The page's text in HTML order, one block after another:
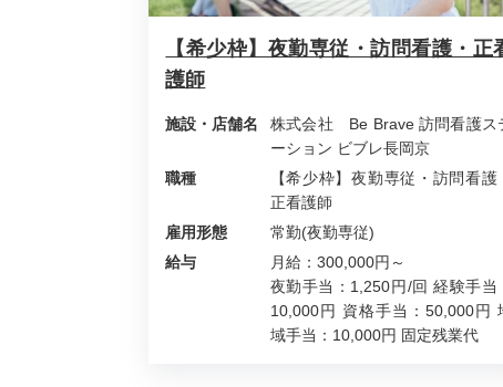
【希少枠】夜勤専従・訪問看護・正
護師
施設・店舗名
株式会社 Be Brave 訪問看護ス
ーション ビブレ長岡京
職種
【希少枠】夜勤専従・訪問看護
正看護師
雇用形態
常勤(夜勤専従)
給与
月給：300,000円～
夜勤手当：1,250円/回 経験手当
10,000円 資格手当：50,000円
域手当：10,000円 固定残業代